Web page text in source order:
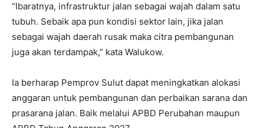
“Ibaratnya, infrastruktur jalan sebagai wajah dalam satu
tubuh. Sebaik apa pun kondisi sektor lain, jika jalan
sebagai wajah daerah rusak maka citra pembangunan
juga akan terdampak,” kata Walukow.
Ia berharap Pemprov Sulut dapat meningkatkan alokasi
anggaran untuk pembangunan dan perbaikan sarana dan
prasarana jalan. Baik melalui APBD Perubahan maupun